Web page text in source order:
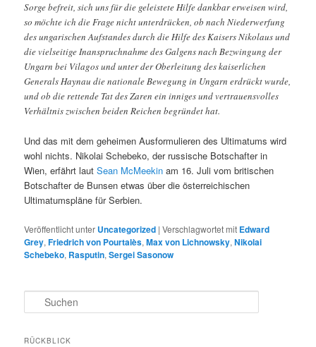
Sorge befreit, sich uns für die geleistete Hilfe dankbar erweisen wird,
so möchte ich die Frage nicht unterdrücken, ob nach Niederwerfung
des ungarischen Aufstandes durch die Hilfe des Kaisers Nikolaus und
die vielseitige Inanspruchnahme des Galgens nach Bezwingung der
Ungarn bei Vilagos und unter der Oberleitung des kaiserlichen
Generals Haynau die nationale Bewegung in Ungarn erdrückt wurde,
und ob die rettende Tat des Zaren ein inniges und vertrauensvolles
Verhältnis zwischen beiden Reichen begründet hat.
Und das mit dem geheimen Ausformulieren des Ultimatums wird
wohl nichts. Nikolai Schebeko, der russische Botschafter in
Wien, erfährt lautSean McMeekin am 16. Juli vom britischen
Botschafter de Bunsen etwas über die österreichischen
Ultimatumspläne für Serbien.
Veröffentlicht unter Uncategorized |Verschlagwortet mit Edward
Grey,Friedrich von Pourtalès,Max von Lichnowsky,Nikolai
Schebeko, Rasputin,Sergei Sasonow
u
h
RÜCKBLICK